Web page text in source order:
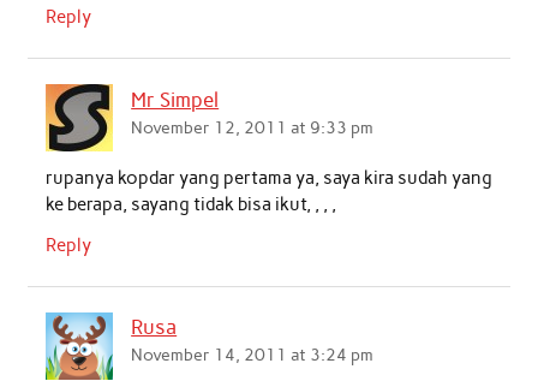
Reply
Mr Simpel
November 12, 2011 at 9:33 pm
rupanya kopdar yang pertama ya, saya kira sudah yang
ke berapa, sayang tidak bisa ikut, , , ,
Reply
Rusa
November 14, 2011 at 3:24 pm